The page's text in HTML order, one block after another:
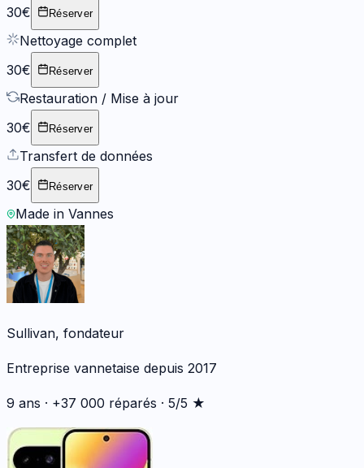
30€ Réserver
Nettoyage complet
30€
Réserver
Restauration / Mise à jour
30€
Réserver
Transfert de données
30€
Réserver
Made in Vannes
Sullivan, fondateur
Entreprise vannetaise depuis 2017
9 ans · +37 000 réparés · 5/5 ★